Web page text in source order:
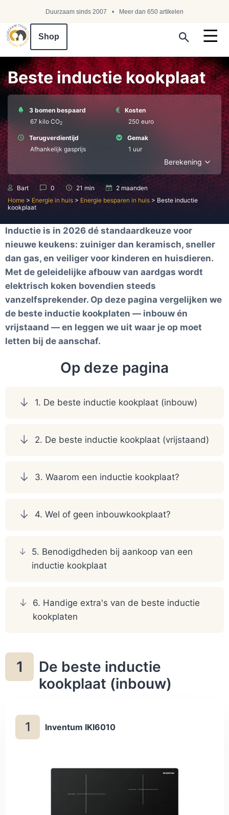
Duurzaam sinds 2007 Meer dan 650 artikelen
Shop
Beste inductie kookplaat
3 bomen bespaard
67 kilo СО2
Kosten
250 euro
Terugverdientijd
Afhankelijk gasprijs
Gemak
1 uur
Berekening
Bart 0 21 min
2 maanden
Home > Energie in huis > Energie besparen in huis > Beste inductie
kookplaat
Inductie is in 2026 dé standaardkeuze voor
nieuwe keukens: zuiniger dan keramisch, sneller
dan gas, en veiliger voor kinderen en huisdieren.
Met de geleidelijke afbouw van aardgas wordt
elektrisch koken bovendien steeds
vanzelfsprekender. Op deze pagina vergelijken we
de beste inductie kookplaten — inbouw én
vrijstaand — en leggen we uit waar je op moet
letten bij de aanschaf.
Op deze pagina
1. De beste inductie kookplaat (inbouw)
2. De beste inductie kookplaat (vrijstaand)
3. Waarom een inductie kookplaat?
4. Wel of geen inbouwkookplaat?
5. Benodigdheden bij aankoop van een
inductie kookplaat
6. Handige extra's van de beste inductie
kookplaten
1
De beste inductie
kookplaat (inbouw)
1 Inventum IKI6010